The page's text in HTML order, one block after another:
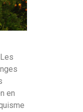
en